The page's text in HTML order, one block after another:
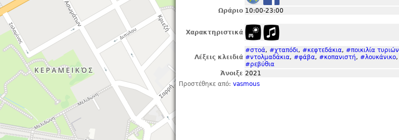
Ωράριο 10:00-23:00
Χαρακτηριστικά
Λέξεις κλειδιά
#στοά, #χταπόδι, #κεφτεδάκια, #ποικιλία τυριών
#ντολμαδάκια, #φάβα, #κοπανιστή, #λουκάνικο,
#ρεβύθια
Άνοιξε 2021
Προστέθηκε από: vasmous